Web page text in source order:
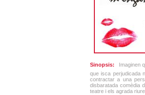
Sinopsis:
Imaginen
que isca perjudicada
contractar a una
disbaratada comèdia
teatre i els agrada